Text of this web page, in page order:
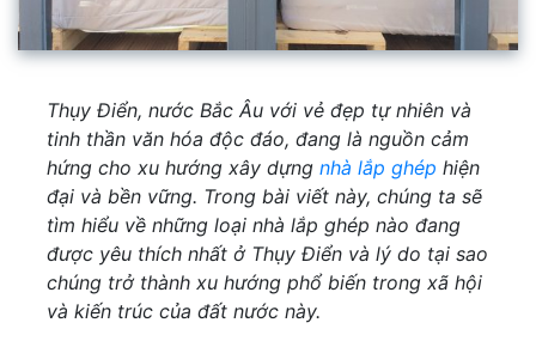
Thụy Điển, nước Bắc Âu với vẻ đẹp tự nhiên và
tinh thần văn hóa độc đáo, đang là nguồn cảm
hứng cho xu hướng xây dựng nhà lắp ghép hiện
đại và bền vững. Trong bài viết này, chúng ta sẽ
tìm hiểu về những loại nhà lắp ghép nào đang
được yêu thích nhất ở Thụy Điển và lý do tại sao
chúng trở thành xu hướng phổ biến trong xã hội
và kiến trúc của đất nước này.